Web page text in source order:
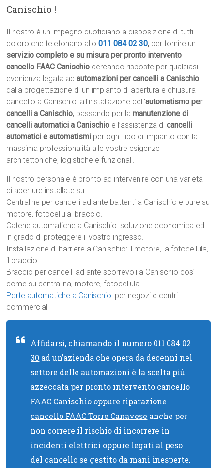
Canischio !
Il nostro è un impegno quotidiano a disposizione di tutti
coloro che telefonano allo011 084 02 30, per fornire un
servizio completo e su misura per pronto intervento
cancello FAAC Canischio cercando risposte per qualsiasi
evenienza legata adautomazioni per cancelli a Canischio:
dalla progettazione di un impianto di apertura e chiusura
cancello a Canischio, all’installazione dell’automatismo per
cancelli a Canischio, passando per lamanutenzione di
cancelli automatici a Canischio e l’assistenza dicancelli
automatici e automatismi per ogni tipo di impianto con la
massima professionalità alle vostre esigenze
architettoniche, logistiche e funzionali.
Il nostro personale è pronto ad intervenire con una varietà
di aperture installate su:
Centraline per cancelli ad ante battenti a Canischio e pure su
motore, fotocellula, braccio.
Catene automatiche a Canischio: soluzione economica ed
in grado di proteggere il vostro ingresso.
Installazione di barriere a Canischio: il motore, la fotocellula,
il braccio.
Braccio per cancelli ad ante scorrevoli a Canischio così
come su centralina, motore, fotocellula.
Porte automatiche a Canischio: per negozi e centri
commerciali
Affidarsi, chiamando il numero 011 084 02
30 ad un’azienda che opera da decenni nel
settore delle automazioni è la scelta più
azzeccata per pronto intervento cancello
FAAC Canischio oppure riparazione
cancello FAAC Torre Canavese anche per
non correre il rischio di incorrere in
incidenti elettrici oppure legati al peso
del cancello se gestito da mani inesperte.